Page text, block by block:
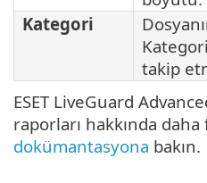
Kategori
takip
ESET LiveGuard
raporları hakkında
dokümantasyona bakın.